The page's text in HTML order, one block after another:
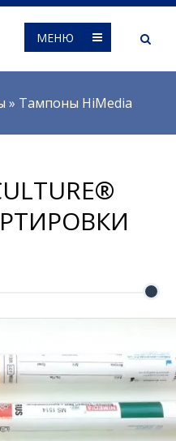
МЕНЮ
» Тампоны HiMedia